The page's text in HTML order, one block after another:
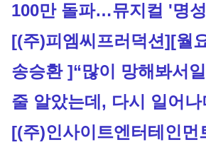
100만 돌파…뮤지컬 '명
[(주)피엠씨프러덕션][월
송승환 ]“많이 망해봐서
줄 알았는데, 다시 일어나
[(주)인사이트엔터테인먼